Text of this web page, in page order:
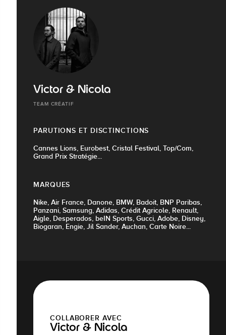
Victor & Nicola
TEAM CRÉATIF
PARUTIONS ET DISCTINCTIONS
Cannes Lions, Eurobest, Cristal Festival, Top/Com,
Grand Prix Stratégie...
MARQUES
Nike, Air France, Danone, BMW, Badoit, BNP Paribas,
Panzani, Samsung, Adidas, Crédit Agricole, Renault,
Aigle, Desperados, beIN Sports, Gucci, Adobe, Disney,
Biogaran, Engie, Jil Sander, Auchan, Carte Noire...
COLLABORER AVEC
Victor & Nicola